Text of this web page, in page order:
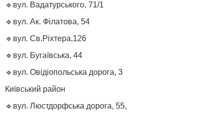
🔹вул. Вадатурського, 71/1
🔹вул. Ак. Філатова, 54
🔹вул. Св.Ріхтера,126
🔹вул. Бугаївська, 44
🔹вул. Овідіопольська дорога, 3
Київський район
🔹вул. Люстдорфська дорога, 55,